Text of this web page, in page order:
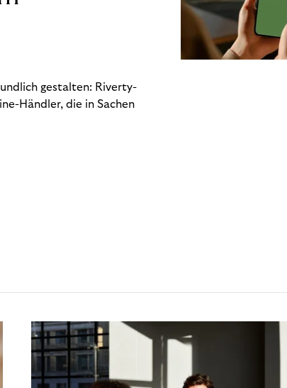
gestalten: Riverty-
Händler, die in Sachen